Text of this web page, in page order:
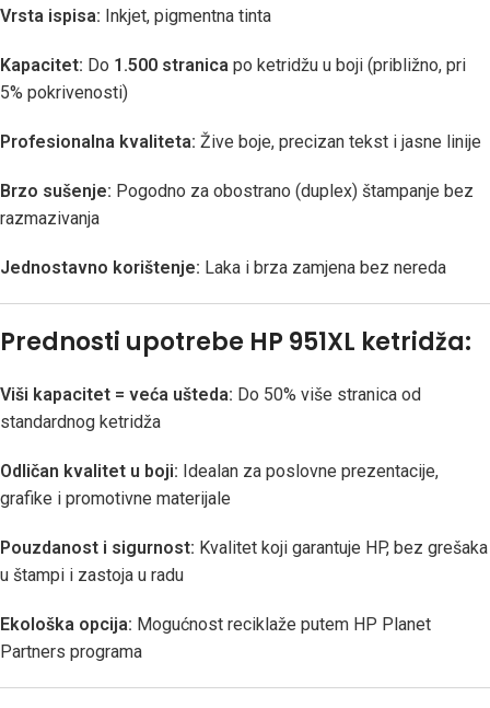
Vrsta ispisa: Inkjet, pigmentna tinta
Kapacitet: Do 1.500 stranica po ketridžu u boji (približno, pri
5% pokrivenosti)
Profesionalna kvaliteta: Žive boje, precizan tekst i jasne linije
Brzo sušenje: Pogodno za obostrano (duplex) štampanje bez
razmazivanja
Jednostavno korištenje: Laka i brza zamjena bez nereda
Prednosti upotrebe HP 951XL ketridža:
Viši kapacitet = veća ušteda: Do 50% više stranica od
standardnog ketridža
Odličan kvalitet u boji: Idealan za poslovne prezentacije,
grafike i promotivne materijale
Pouzdanost i sigurnost: Kvalitet koji garantuje HP, bez grešaka
u štampi i zastoja u radu
Ekološka opcija: Mogućnost reciklaže putem HP Planet
Partners programa